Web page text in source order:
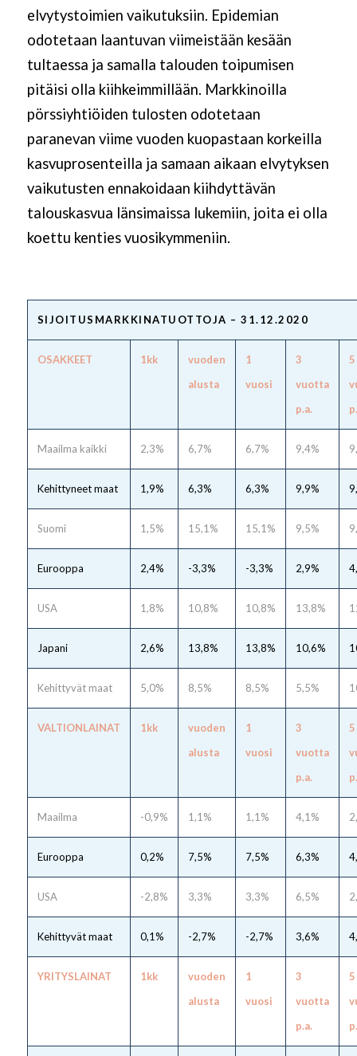
elvytystoimien vaikutuksiin. Epidemian
odotetaan laantuvan viimeistään kesään
tultaessa ja samalla talouden toipumisen
pitäisi olla kiihkeimmillään. Markkinoilla
pörssiyhtiöiden tulosten odotetaan
paranevan viime vuoden kuopastaan korkeilla
kasvuprosenteilla ja samaan aikaan elvytyksen
vaikutusten ennakoidaan kiihdyttävän
talouskasvua länsimaissa lukemiin, joita ei olla
koettu kenties vuosikymmeniin.
SIJOITUSMARKKINATUOTTOJA – 31.12.2020
OSAKKEET 1kk
vuoden
alusta
1
vuosi
3
vuotta
p.a.
5
Maailma kaikki 2,3% 6,7% 6,7% 9,4%
Kehittyneet maat 1,9% 6,3% 6,3% 9,9%
Suomi 1,5% 15,1% 15,1% 9,5%
Eurooppa 2,4% -3,3% -3,3% 2,9%
USA 1,8% 10,8% 10,8% 13,8%
Japani 2,6% 13,8% 13,8% 10,6%
Kehittyvät maat 5,0% 8,5% 8,5% 5,5%
VALTIONLAINAT 1kk
vuoden
alusta
1
vuosi
3
vuotta
p.a.
5
Maailma -0,9% 1,1% 1,1% 4,1%
Eurooppa 0,2% 7,5% 7,5% 6,3%
USA -2,8% 3,3% 3,3% 6,5%
Kehittyvät maat 0,1% -2,7% -2,7% 3,6%
YRITYSLAINAT 1kk
vuoden
alusta
1
vuosi
3
vuotta
p.a.
5